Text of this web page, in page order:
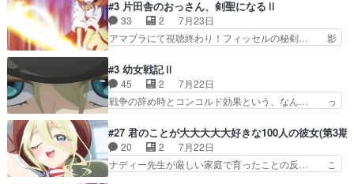
イプの作品によくある『努力型… 格ゲー専門用語
が９割方分からんけど、俺は… 取り締まる側を仲
間に、これは強い。4人そ…
生えたゴリラ系中年おっさんが男に会… どうあが
いても弟認定。ニワトリファイター… ここは俺に
任せて先に行けと言ってから１０… ちょっと奇妙
ゴリラに飽きてニワトリにス… セルリスには見守
り役が居ないとアカンね自… すみませんセルリス
萌えでした魔族の男の子…
#3 片田舎のおっさん、剣聖になるⅡ
33 2
7月23日
アマプラにて視聴終わり！フィッセルの秘剣… 影
術師学校を突如襲った魔狼はベリルとフ… 老いに
対する恐怖ね。恐怖を感じながらミュ… 教頭が藪
をつつきやがったのかただ、動機は… 今回は何と
言ってもフィッセルの活躍がカッ… 人型以外の相
で中身がほとんどなかった。… 単純単調な話にな
っちゃってて、、、え？そ… 徐々にわかってくん
のよなぁこれ以上動けな…
#3 幼女戦記Ⅱ
45 2
7月22日
戦争の辞め時とコンコルド効果という、なん… っ
アニメ『ようじょしぇんき2』本編に加… 」はち
ょっと無能過ぎんかサンプル数1やん… ターニャ
が思ってる方向に進まずこれでまた… 合衆国と帝
国で小競り合い中、同盟国が講和… 戦争は始める
#27 君のことが大大大大大好きな100人の彼女(第3期)
20 2
7月22日
ナディー先生が厳しい家庭で育ったことの反… こ